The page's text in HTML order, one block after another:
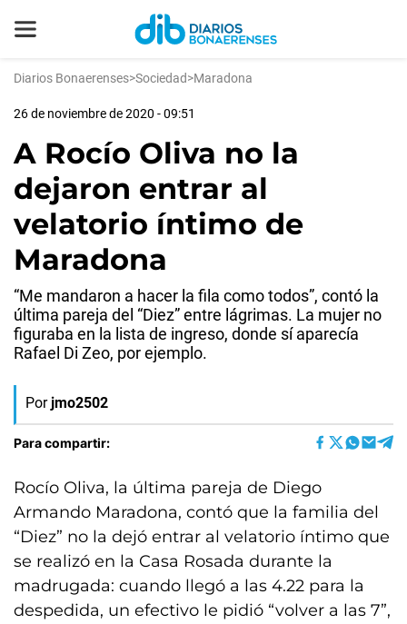
Diarios Bonaerenses>Sociedad>Maradona
26 de noviembre de 2020 - 09:51
A Rocío Oliva no la
dejaron entrar al
velatorio íntimo de
Maradona
“Me mandaron a hacer la fila como todos”, contó la
última pareja del “Diez” entre lágrimas. La mujer no
figuraba en la lista de ingreso, donde sí aparecía
Rafael Di Zeo, por ejemplo.
Por jmo2502
Para compartir:
Rocío Oliva, la última pareja de Diego
Armando Maradona, contó que la familia del
“Diez” no la dejó entrar al velatorio íntimo que
se realizó en la Casa Rosada durante la
madrugada: cuando llegó a las 4.22 para la
despedida, un efectivo le pidió “volver a las 7”,